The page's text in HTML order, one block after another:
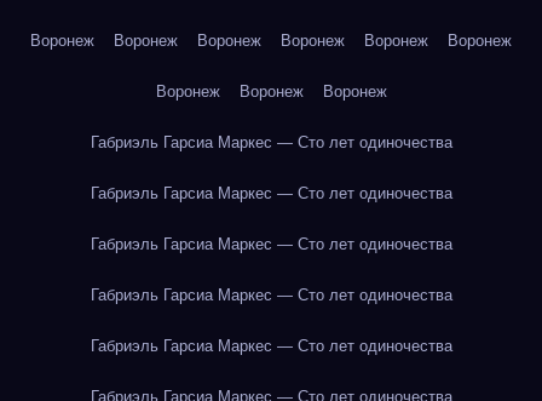
Воронеж Воронеж Воронеж Воронеж Воронеж Воронеж
Воронеж Воронеж Воронеж
Габриэль Гарсиа Маркес — Сто лет одиночества
Габриэль Гарсиа Маркес — Сто лет одиночества
Габриэль Гарсиа Маркес — Сто лет одиночества
Габриэль Гарсиа Маркес — Сто лет одиночества
Габриэль Гарсиа Маркес — Сто лет одиночества
Габриэль Гарсиа Маркес — Сто лет одиночества